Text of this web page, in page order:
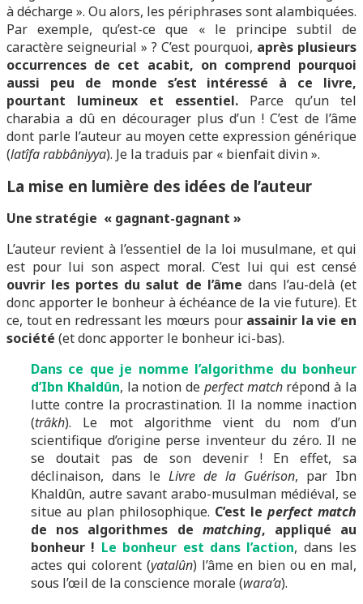
à décharge ». Ou alors, les périphrases sont alambiquées.
Par exemple, qu’est-ce que « le principe subtil de
caractère seigneurial » ? C’est pourquoi, après plusieurs
occurrences de cet acabit, on comprend pourquoi
aussi peu de monde s’est intéressé à ce livre,
pourtant lumineux et essentiel. Parce qu’un tel
charabia a dû en décourager plus d’un ! C’est de l’âme
dont parle l’auteur au moyen cette expression générique
(latîfarabbâniyya). Je la traduis par « bienfait divin ».
La mise en lumière des idées de l’auteur
Une stratégie « gagnant-gagnant »
L’auteur revient à l’essentiel de la loi musulmane, et qui
est pour lui son aspect moral. C’est lui qui est censé
ouvrir les portes du salut de l’âme dans l’au-delà (et
donc apporter le bonheur à échéance de la vie future). Et
ce, tout en redressant les mœurs pour assainir la vie en
société (et donc apporter le bonheur ici-bas).
Dans ce que je nomme l’algorithme du bonheur
d’Ibn Khaldûn, la notion de perfect match répond à la
lutte contre la procrastination. Il la nomme inaction
(trâkh). Le mot algorithme vient du nom d’un
scientifique d’origine perse inventeur du zéro. Il ne
se doutait pas de son devenir ! En effet, sa
déclinaison, dans le Livre de la Guérison, par Ibn
Khaldûn, autre savant arabo-musulman médiéval, se
situe au plan philosophique. C’est le perfect match
de nos algorithmes de matching, appliqué au
bonheur ! Le bonheur est dans l’action, dans les
actes qui colorent (yatalûn) l’âme en bien ou en mal,
sous l’œil de la conscience morale (wara’a).